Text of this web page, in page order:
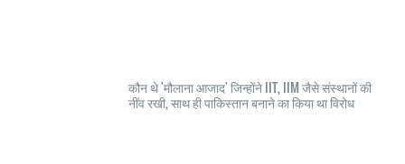
कौन थे 'मौलाना आजाद' जिन्होंने IIT, IIM जैसे संस्थानों की
नींव रखी, साथ ही पाकिस्तान बनाने का किया था विरोध